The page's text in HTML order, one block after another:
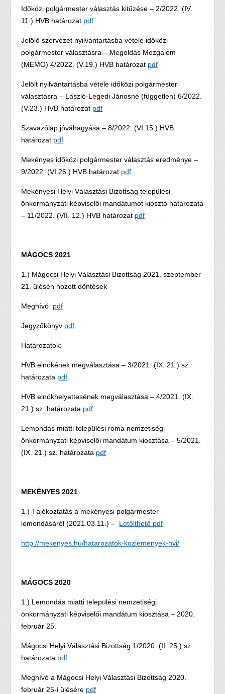
Időközi polgármester választás kitűzése – 2/2022. (IV.
11.) HVB határozat pdf
Jelölő szervezet nyilvántartásba vétele időközi
polgármester választásra – Megoldás Mozgalom
(MEMO) 4/2022. (V.19.) HVB határozat pdf
Jelölt nyilvántartásba vétele időközi polgármester
választásra – László-Legedi Jánosné (független) 6/2022.
(V.23.) HVB határozat pdf
Szavazólap jóváhagyása – 8/2022. (VI.15.) HVB
határozat pdf
Mekényes időközi polgármester választás eredménye –
9/2022. (VI.26.) HVB határozat pdf
Mekényesi Helyi Választási Bizottság települési
önkormányzati képviselői mandátumot kiosztó határozata
– 11/2022. (VII. 12.) HVB határozat pdf
MÁGOCS 2021
1.) Mágocsi Helyi Választási Bizottság 2021. szeptember
21. ülésén hozott döntések
Meghívó pdf
Jegyzőkönyv pdf
Határozatok:
HVB elnökének megválasztása – 3/2021. (IX. 21.) sz.
határozata pdf
HVB elnökhelyettesének megválasztása – 4/2021. (IX.
21.) sz. határozata pdf
Lemondás miatti települési roma nemzetiségi
önkormányzati képviselői mandátum kiosztása – 5/2021.
(IX. 21.) sz. határozata pdf
MEKÉNYES 2021
1.) Tájékoztatás a mekényesi polgármester
lemondásáról (2021.03.11.) – Letölthető pdf
http://mekenyes.hu/hatarozatok-kozlemenyek-hvi/
MÁGOCS 2020
1.) Lemondás miatti települési nemzetiségi
önkormányzati képviselői mandátum kiosztása – 2020.
február 25.
Mágocsi Helyi Választási Bizottság 1/2020. (II. 25.) sz.
határozata pdf
Meghívó a Mágocsi Helyi Választási Bizottság 2020.
február 25-i ülésére pdf